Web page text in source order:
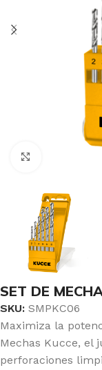
SET DE
SKU: SMPKC06
Maximiza la
Mechas Kucce, el
perforaciones